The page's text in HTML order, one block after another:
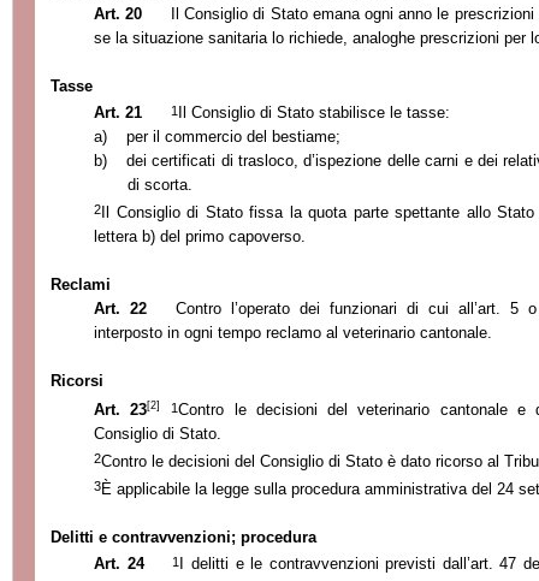
Art. 20
Il Consiglio di Stato emana ogni anno le
se la situazione sanitaria lo richiede, analoghe prescrizioni per
Tasse
Art. 21
1Il Consiglio di Stato stabilisce le tasse:
a)
per il commercio del bestiame;
b)
dei certificati di trasloco, d’ispezione delle carni e dei
di scorta.
2
Il Consiglio di Stato fissa la quota parte spettante allo
lettera b) del primo capoverso.
Reclami
Art. 22
Contro l’operato dei funzionari di cui all’art. 5
interposto in ogni tempo reclamo al veterinario cantonale.
Ricorsi
Art. 23[2] 1Contro le decisioni del veterinario cantonale
Consiglio di Stato.
2Contro le decisioni del Consiglio di Stato è dato ricorso al
3È applicabile la legge sulla procedura amministrativa del 24
Delitti e contravvenzioni; procedura
Art. 24
1
I delitti e le contravvenzioni previsti dall’art. 47